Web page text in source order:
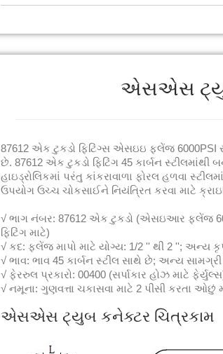
એસએસ
87612 એક ટુકડો ફિટિંગ્સ એસઇઇ ફ્લેંજ 6000PSI
છે. 87612 એક ટુકડો ફિટિંગ 45 કાર્બન
હાઇડ્રોલિકમાં પરંતુ કાંકરાવાળા ફોરલ હળવા
ઉપયોગ ઉચ્ચ ચોકસાઈને નિયંત્રિત કરવા માટે
√ ભાગ નંબર: 87612 એક ટુકડો (એસઇઆર ફ્લેંજ
ફિટિંગ માટે)
√ કદ: ફ્લેંજ માપો માટે યોગ્ય: 1/2 '' થી 2 ''; અન્ય
√ ભાવ: ભાવ 45 કાર્બન સ્ટીલ સાથે છે; અન્ય
√ ફેરરુલ પ્રકારો: 00400 (સર્પાકાર હોઝ માટે
√ નમૂના: ગુણવત્તા ચકાસવા માટે 2 પીસી કરતા
એસએસ ટ્યુબ કનેક્ટર ચિત્રકામ